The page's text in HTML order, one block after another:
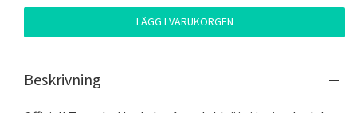
LÄGG I VARUKORGEN
Beskrivning